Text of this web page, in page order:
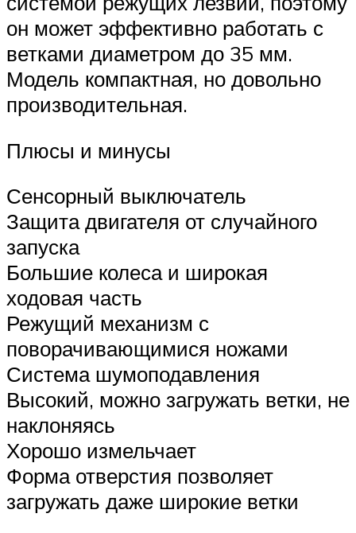
он может эффективно работать с
ветками диаметром до 35 мм.
Модель компактная, но довольно
производительная.
Плюсы и минусы
Сенсорный выключатель
Защита двигателя от случайного
запуска
Большие колеса и широкая
ходовая часть
Режущий механизм с
поворачивающимися ножами
Система шумоподавления
Высокий, можно загружать ветки, не
наклоняясь
Хорошо измельчает
Форма отверстия позволяет
загружать даже широкие ветки